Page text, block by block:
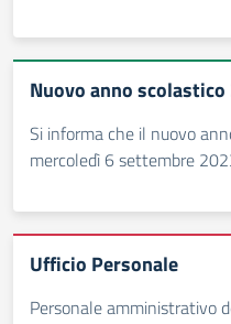
Nuovo anno
Si informa che il nuovo
mercoledì 6 settembre
Ufficio Personale
Personale amministrativo